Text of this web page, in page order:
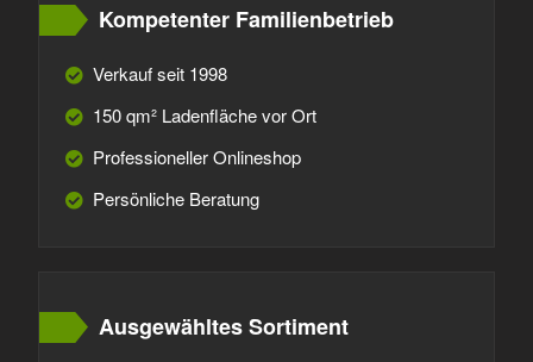
Kompetenter Familienbetrieb
Verkauf seit 1998
150 qm² Ladenfläche vor Ort
Professioneller Onlineshop
Persönliche Beratung
Ausgewähltes Sortiment